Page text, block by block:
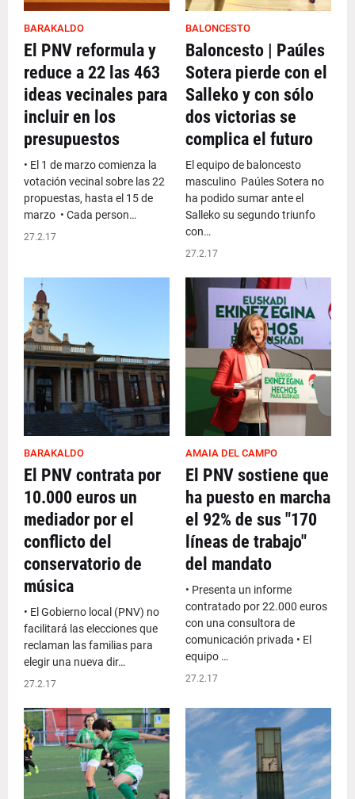
BARAKALDO
El PNV reformula y
reduce a 22 las 463
ideas vecinales para
incluir en los
presupuestos
• El 1 de marzo comienza la
votación vecinal sobre las 22
propuestas, hasta el 15 de
marzo • Cada person…
27.2.17
BALONCESTO
Baloncesto | Paúles
Sotera pierde con el
Salleko y con sólo
dos victorias se
complica el futuro
El equipo de baloncesto
masculino Paúles Sotera no
ha podido sumar ante el
Salleko su segundo triunfo
con…
27.2.17
BARAKALDO
El PNV contrata por
10.000 euros un
mediador por el
conflicto del
conservatorio de
música
• El Gobierno local (PNV) no
facilitará las elecciones que
reclaman las familias para
elegir una nueva dir…
27.2.17
AMAIA DEL CAMPO
El PNV sostiene que
ha puesto en marcha
el 92% de sus "170
líneas de trabajo"
del mandato
• Presenta un informe
contratado por 22.000 euros
con una consultora de
comunicación privada • El
equipo …
27.2.17